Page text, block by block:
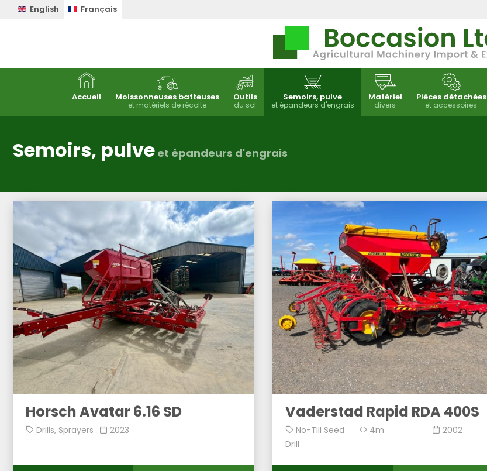
English Français
Accueil Moissonneuses batteuses
et matériels de récolte
Outils
du sol
Semoirs, pulve
et èpandeurs d'engrais
Matèriel
divers
Pièces dètachèes
et accessoires
Semoirs, pulve et èpandeurs d'engrais
Horsch Avatar 6.16 SD
Drills, Sprayers 2023
Vaderstad Rapid RDA 400S
No-Till Seed
Drill
4m 2002